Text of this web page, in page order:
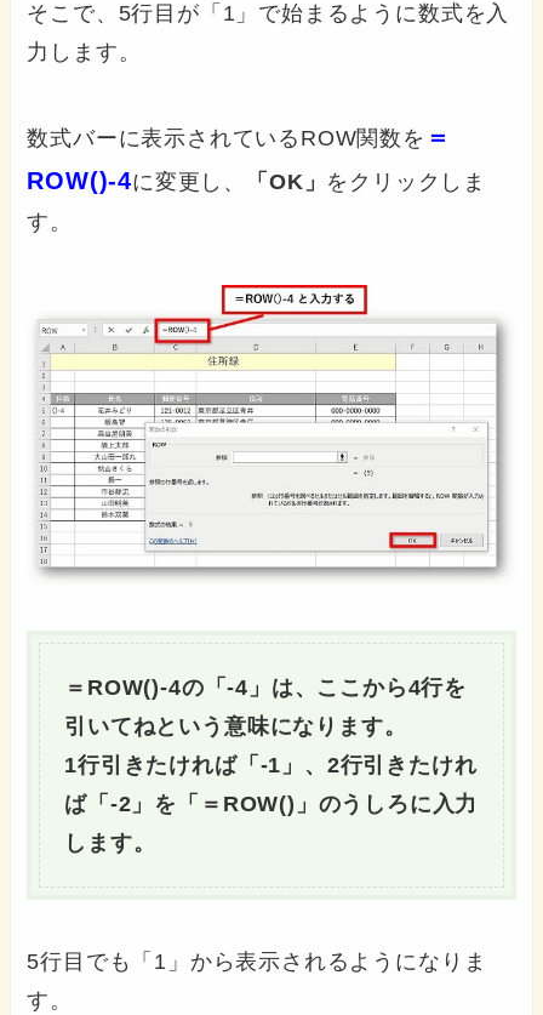
そこで、5行目が「1」で始まるように数式を入
力します。
数式バーに表示されているROW関数を ＝
ROW()-4に変更し、 「OK」 をクリックしま
す。
＝ROW()-4の「-4」は、ここから4行を
引いてねという意味になります。
1行引きたければ「-1」、2行引きたけれ
ば「-2」を「＝ROW()」のうしろに入力
します。
5行目でも「1」から表示されるようになりま
す。